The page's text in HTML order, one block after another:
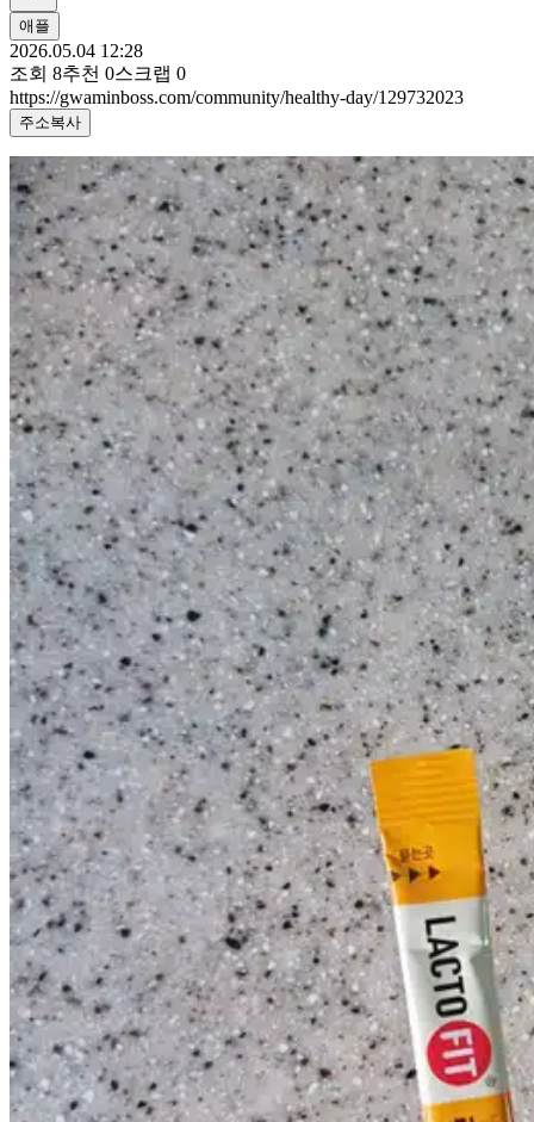
애플
2026.05.04 12:28
조회 8추천 0스크랩 0
https://gwaminboss.com/community/healthy-day/129732023
주소복사